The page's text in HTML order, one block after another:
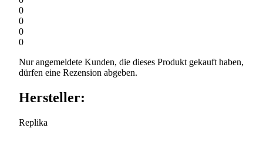
0
0
0
0
Nur angemeldete Kunden, die dieses Produkt gekauft haben,
dürfen eine Rezension abgeben.
Hersteller:
Replika